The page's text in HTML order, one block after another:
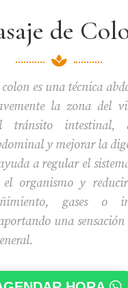
de

es una técnica
la zona del
tránsito
y mejorar la
a regular el
el organismo y
gases o
una sensación